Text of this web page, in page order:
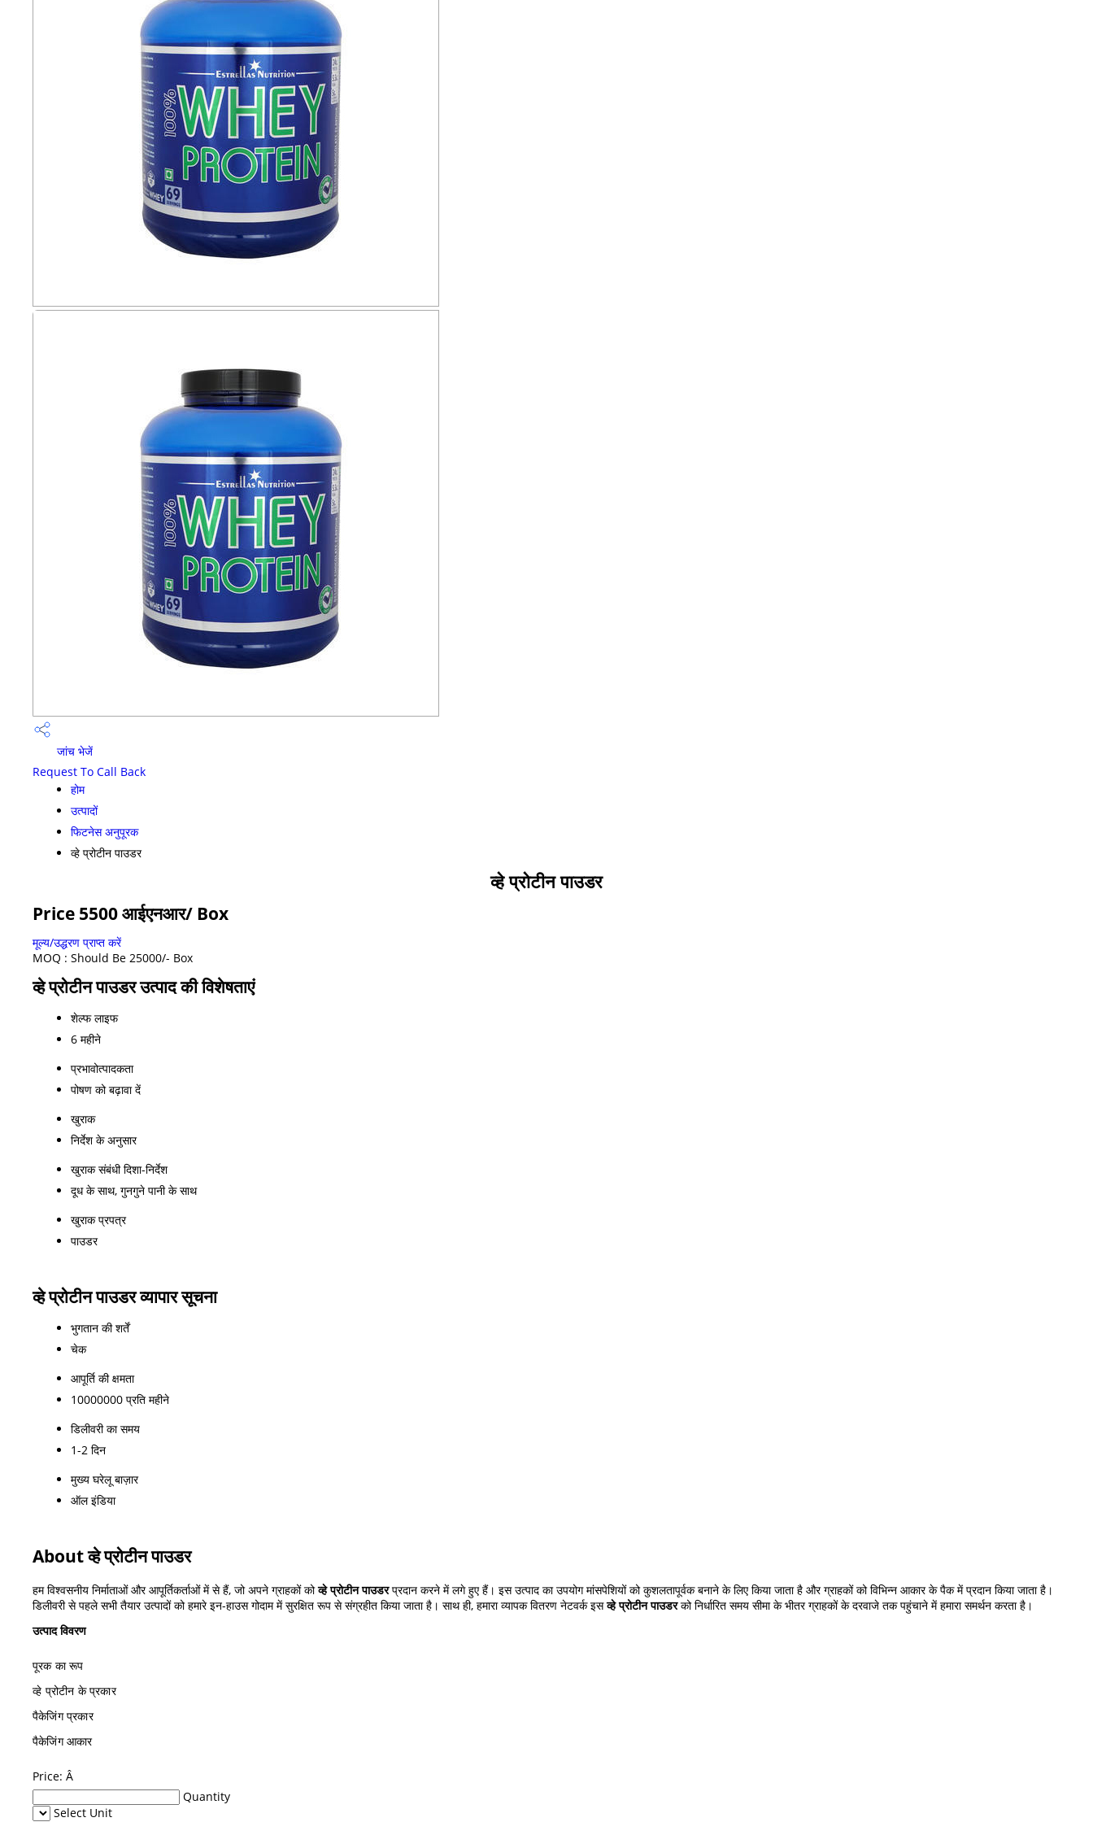
जांच भेजें
Request To Call Back
होम
उत्पादों
फिटनेस अनुपूरक
व्हे प्रोटीन पाउडर
व्हे प्रोटीन पाउडर
Price 5500 आईएनआर/ Box
मूल्य/उद्धरण प्राप्त करें
MOQ : Should Be 25000/- Box
व्हे प्रोटीन पाउडर उत्पाद की विशेषताएं
शेल्फ लाइफ
6 महीने
प्रभावोत्पादकता
पोषण को बढ़ावा दें
खुराक
निर्देश के अनुसार
खुराक संबंधी दिशा-निर्देश
दूध के साथ, गुनगुने पानी के साथ
खुराक प्रपत्र
पाउडर
व्हे प्रोटीन पाउडर व्यापार सूचना
भुगतान की शर्तें
चेक
आपूर्ति की क्षमता
10000000 प्रति महीने
डिलीवरी का समय
1-2 दिन
मुख्य घरेलू बाज़ार
ऑल इंडिया
About व्हे प्रोटीन पाउडर
हम विश्वसनीय निर्माताओं और आपूर्तिकर्ताओं में से हैं, जो अपने ग्राहकों कोव्हे प्रोटीन पाउडरप्रदान करने में लगे हुए हैं। इस उत्पाद का उपयोग मांसपेशियों को कुशलतापूर्वक बनाने के लिए किया जाता है और ग्राहकों को विभिन्न आकार के पैक में प्रदान किया जाता है।
डिलीवरी से पहले सभी तैयार उत्पादों को हमारे इन-हाउस गोदाम में सुरक्षित रूप से संग्रहीत किया जाता है। साथ ही, हमारा व्यापक वितरण नेटवर्क इसव्हे प्रोटीन पाउडरको निर्धारित समय सीमा के भीतर ग्राहकों के दरवाजे तक पहुंचाने में हमारा समर्थन करता है।
उत्पाद विवरण
पूरक का रूप
व्हे प्रोटीन के प्रकार
पैकेजिंग प्रकार
पैकेजिंग आकार
Price: Â
Quantity
Select Unit